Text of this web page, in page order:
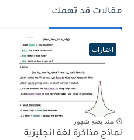
مقالات قد تهمك
اختبارات
منذ بضع شهور
نماذج مذاكرة لغة انجليزية